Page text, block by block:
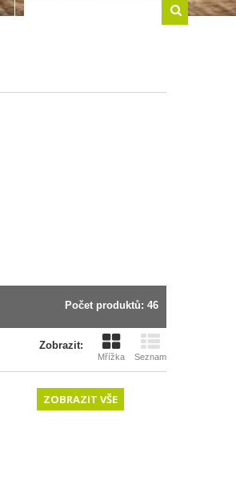
Počet produktů: 46
Zobrazit:
Mřížka Seznam
ZOBRAZIT VŠE